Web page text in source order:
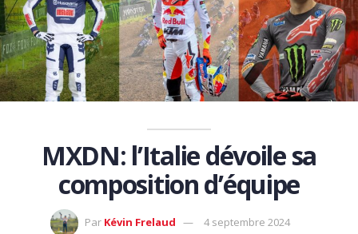
MXDN: l’Italie dévoile sa
composition d’équipe
Par Kévin Frelaud 4 septembre 2024